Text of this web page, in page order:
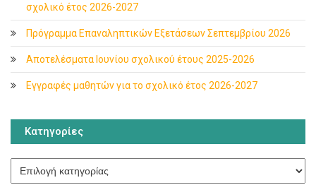
σχολικό έτος 2026-2027
Πρόγραμμα Επαναληπτικών Εξετάσεων Σεπτεμβρίου 2026
Αποτελέσματα Ιουνίου σχολικού έτους 2025-2026
Εγγραφές μαθητών για το σχολικό έτος 2026-2027
Κατηγορίες
Κατηγορίες